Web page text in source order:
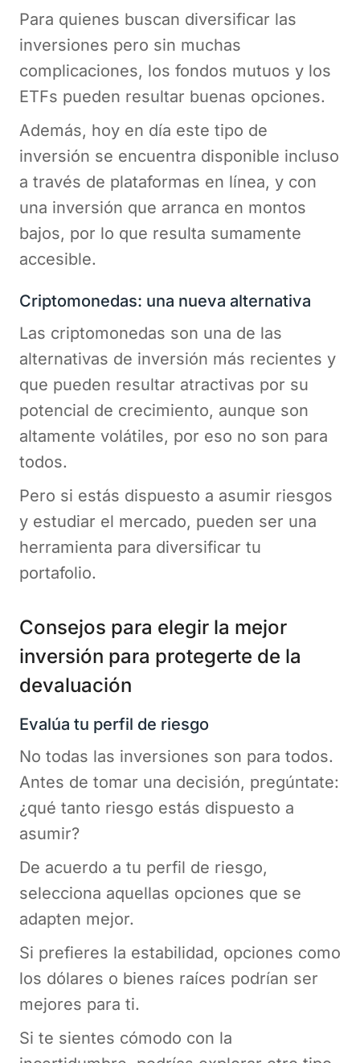
Para quienes buscan diversificar las
inversiones pero sin muchas
complicaciones, los fondos mutuos y los
ETFs pueden resultar buenas opciones.
Además, hoy en día este tipo de
inversión se encuentra disponible incluso
a través de plataformas en línea, y con
una inversión que arranca en montos
bajos, por lo que resulta sumamente
accesible.
Criptomonedas: una nueva alternativa
Las criptomonedas son una de las
alternativas de inversión más recientes y
que pueden resultar atractivas por su
potencial de crecimiento, aunque son
altamente volátiles, por eso no son para
todos.
Pero si estás dispuesto a asumir riesgos
y estudiar el mercado, pueden ser una
herramienta para diversificar tu
portafolio.
Consejos para elegir la mejor
inversión para protegerte de la
devaluación
Evalúa tu perfil de riesgo
No todas las inversiones son para todos.
Antes de tomar una decisión, pregúntate:
¿qué tanto riesgo estás dispuesto a
asumir?
De acuerdo a tu perfil de riesgo,
selecciona aquellas opciones que se
adapten mejor.
Si prefieres la estabilidad, opciones como
los dólares o bienes raíces podrían ser
mejores para ti.
Si te sientes cómodo con la